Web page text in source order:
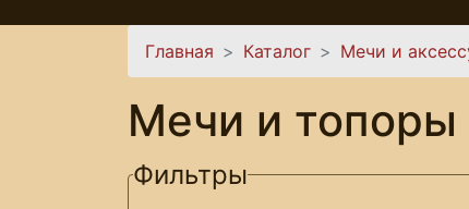
Вы здесь
Главная Каталог Мечи и
Мечи и топоры
Фильтры